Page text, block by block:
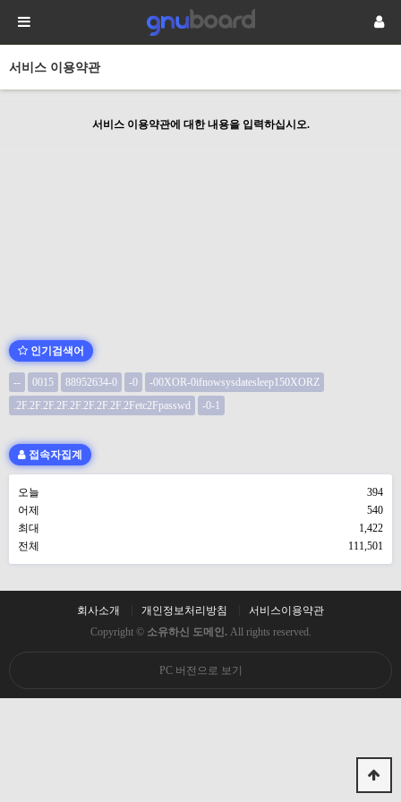
서비스 이용약관
서비스 이용약관에 대한 내용을 입력하십시오.
인기검색어
-- 0015 88952634-0 -0
-00XOR-0ifnowsysdatesleep150XORZ
.2F.2F.2F.2F.2F.2F.2F.2F.2Fetc2Fpasswd
-0-1
접속자집계
오늘
394
어제
540
최대
1,422
전체
111,501
회사소개 개인정보처리방침
서비스이용약관
Copyright © 소유하신 도메인. All rights reserved.
PC 버전으로 보기